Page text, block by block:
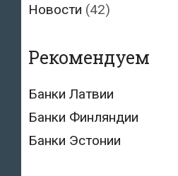
Новости (42)
Рекомендуем
Банки Латвии
Банки Финляндии
Банки Эстонии